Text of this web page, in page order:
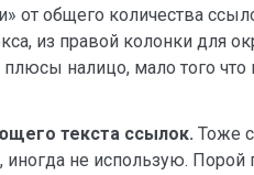
от общего количества
из правой колонки для
налицо, мало того что
текста ссылок. Тоже
не использую.